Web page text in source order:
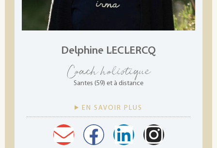
Delphine LECLERCQ
Coach holistique
Santes (59) et à distance
EN SAVOIR PLUS